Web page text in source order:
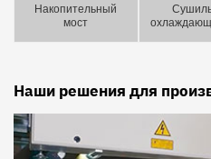
Накопительный
мост
Наши решения для